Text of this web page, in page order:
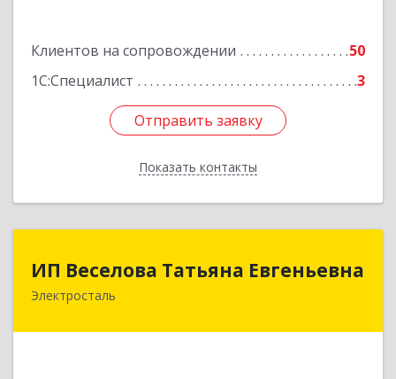
Клиентов на сопровождении
50
1С:Специалист
3
Отправить заявку
Показать контакты
Отправить заявку
Назад
ИП Веселова Татьяна Евгеньевна
Электросталь144000, Московская обл, Электросталь г,